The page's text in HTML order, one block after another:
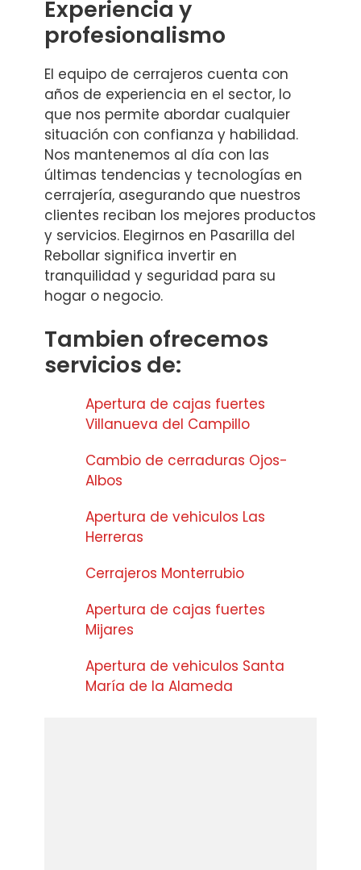
Experiencia y
profesionalismo
El equipo de cerrajeros cuenta con
años de experiencia en el sector, lo
que nos permite abordar cualquier
situación con confianza y habilidad.
Nos mantenemos al día con las
últimas tendencias y tecnologías en
cerrajería, asegurando que nuestros
clientes reciban los mejores productos
y servicios. Elegirnos en Pasarilla del
Rebollar significa invertir en
tranquilidad y seguridad para su
hogar o negocio.
Tambien ofrecemos
servicios de:
Apertura de cajas fuertes
Villanueva del Campillo
Cambio de cerraduras Ojos-
Albos
Apertura de vehiculos Las
Herreras
Cerrajeros Monterrubio
Apertura de cajas fuertes
Mijares
Apertura de vehiculos Santa
María de la Alameda